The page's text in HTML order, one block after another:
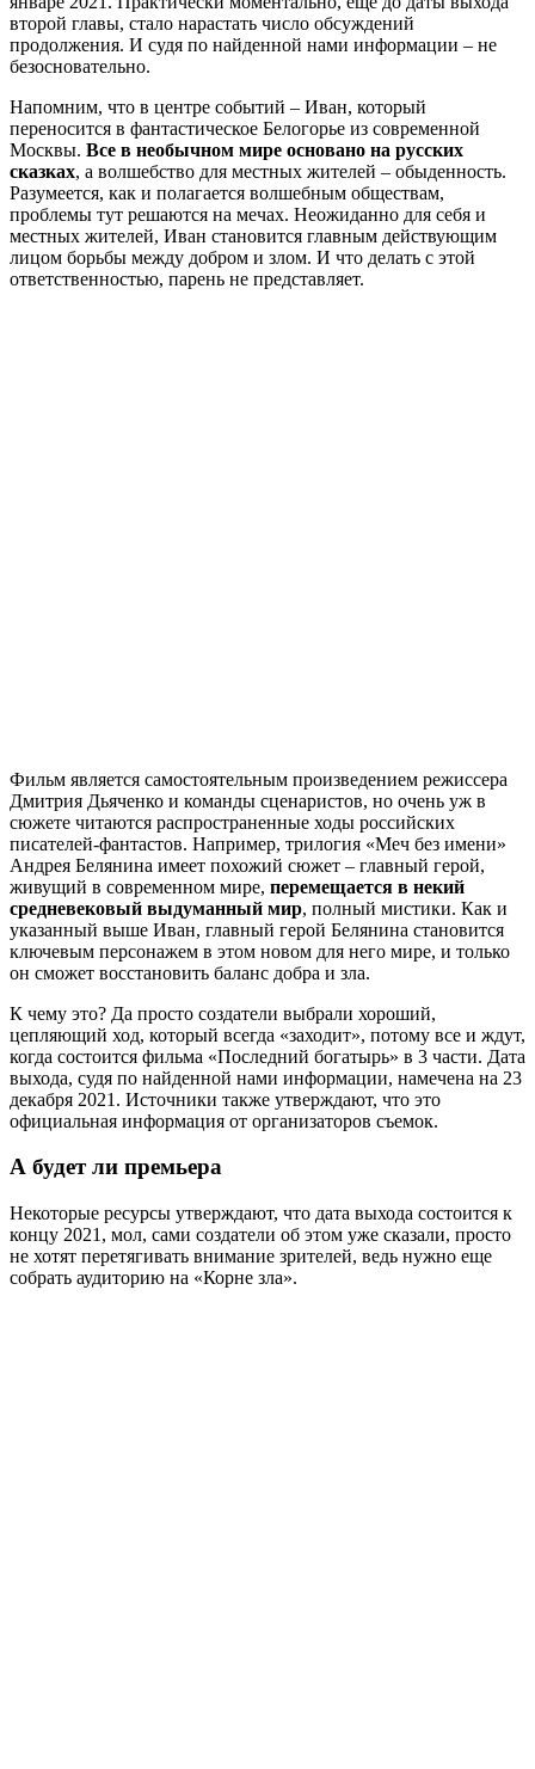
второй главы, стало нарастать число обсуждений
продолжения. И судя по найденной нами информации – не
безосновательно.
Напомним, что в центре событий – Иван, который
переносится в фантастическое Белогорье из современной
Москвы. Все в необычном мире основано на русских
сказках, а волшебство для местных жителей – обыденность.
Разумеется, как и полагается волшебным обществам,
проблемы тут решаются на мечах. Неожиданно для себя и
местных жителей, Иван становится главным действующим
лицом борьбы между добром и злом. И что делать с этой
ответственностью, парень не представляет.
Фильм является самостоятельным произведением режиссера
Дмитрия Дьяченко и команды сценаристов, но очень уж в
сюжете читаются распространенные ходы российских
писателей-фантастов. Например, трилогия «Меч без имени»
Андрея Белянина имеет похожий сюжет – главный герой,
живущий в современном мире, перемещается в некий
средневековый выдуманный мир, полный мистики. Как и
указанный выше Иван, главный герой Белянина становится
ключевым персонажем в этом новом для него мире, и только
он сможет восстановить баланс добра и зла.
К чему это? Да просто создатели выбрали хороший,
цепляющий ход, который всегда «заходит», потому все и ждут,
когда состоится фильма «Последний богатырь» в 3 части. Дата
выхода, судя по найденной нами информации, намечена на 23
декабря 2021. Источники также утверждают, что это
официальная информация от организаторов съемок.
А будет ли премьера
Некоторые ресурсы утверждают, что дата выхода состоится к
концу 2021, мол, сами создатели об этом уже сказали, просто
не хотят перетягивать внимание зрителей, ведь нужно еще
собрать аудиторию на «Корне зла».